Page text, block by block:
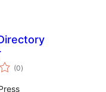
(0total
de
)